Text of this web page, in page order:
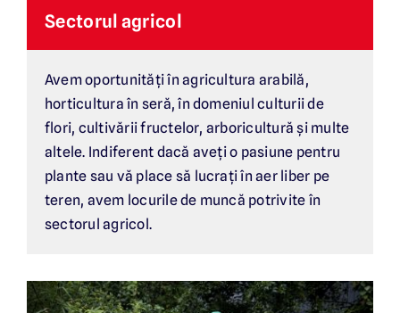
Sectorul agricol
Avem oportunități în agricultura arabilă,
horticultura în seră, în domeniul culturii de
flori, cultivării fructelor, arboricultură și multe
altele. Indiferent dacă aveți o pasiune pentru
plante sau vă place să lucrați în aer liber pe
teren, avem locurile de muncă potrivite în
sectorul agricol.